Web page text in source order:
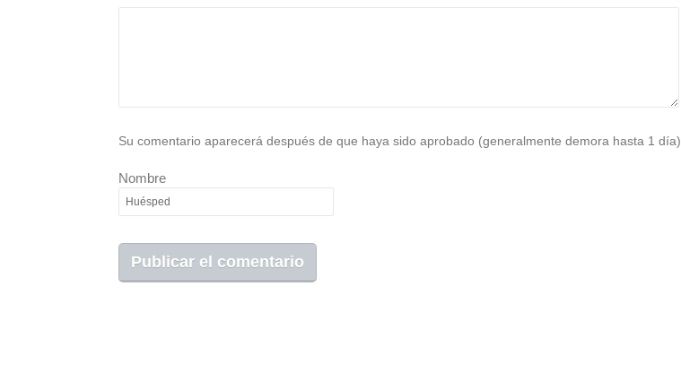
Su comentario aparecerá después de que haya sido aprobado (generalmente demora hasta 1 día).
Nombre